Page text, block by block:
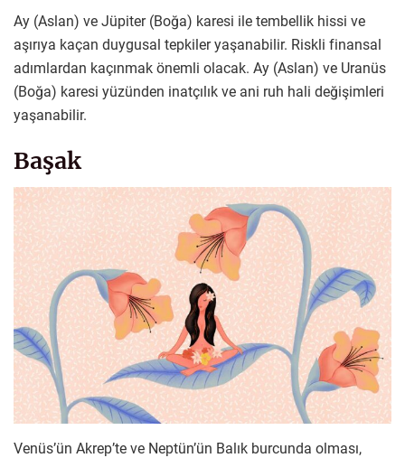
Ay (Aslan) ve Jüpiter (Boğa) karesi ile tembellik hissi ve
aşırıya kaçan duygusal tepkiler yaşanabilir. Riskli finansal
adımlardan kaçınmak önemli olacak. Ay (Aslan) ve Uranüs
(Boğa) karesi yüzünden inatçılık ve ani ruh hali değişimleri
yaşanabilir.
Başak
Venüs’ün Akrep’te ve Neptün’ün Balık burcunda olması,